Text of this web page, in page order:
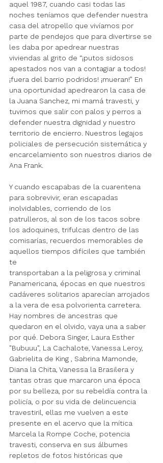
aquel 1987, cuando casi todas las
noches teníamos que defender nuestra
casa del atropello que vivíamos por
parte de pendejos que para divertirse se
les daba por apedrear nuestras
viviendas al grito de “¡putos sidosos
apestados nos van a contagiar a todos!
¡fuera del barrio podridos! ¡mueran!” En
una oportunidad apedrearon la casa de
la Juana Sanchez, mi mamá travesti, y
tuvimos que salir con palos y perros a
defender nuestra dignidad y nuestro
territorio de encierro. Nuestros legajos
policiales de persecución sistemática y
encarcelamiento son nuestros diarios de
Ana Frank.
Y cuando escapabas de la cuarentena
para sobrevivir, eran escapadas
inolvidables, corriendo de los
patrulleros, al son de los tacos sobre
los adoquines, trifulcas dentro de las
comisarías, recuerdos memorables de
aquellos tiempos difíciles que también
te
transportaban a la peligrosa y criminal
Panamericana, épocas en que nuestros
cadáveres solitarios aparecían arrojados
a la vera de esa polvorienta carretera.
Hay nombres de ancestras que
quedaron en el olvido, vaya una a saber
por qué. Debora Singer, Laura Esther
"Bubuuu", La Cachalote, Vanessa Leroy,
Gabrielita de King , Sabrina Mamonde,
Diana la Chita, Vanessa la Brasilera y
tantas otras que marcaron una época
por su belleza, por su rebeldía contra la
policía, o por su vida de delincuencia
travestiril, ellas me vuelven a este
presente en el acervo que la mítica
Marcela la Rompe Coche, potencia
travesti, conserva en sus álbumes
repletos de fotos históricas que